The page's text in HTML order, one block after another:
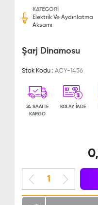
KATEGORİ
Elektrik Ve Aydınlatma
Aksamı
Şarj Dinamosu
Stok Kodu : ACY-1456
24 SAATTE
KARGO
KOLAY İADE